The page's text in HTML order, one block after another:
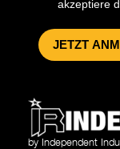
by Independent
akzeptiere
JETZT